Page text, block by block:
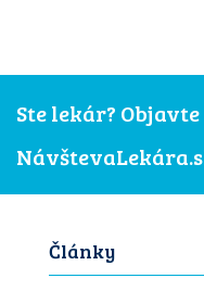
Ste lekár?
Články